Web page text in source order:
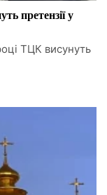
претензії у
ТЦК висунуть